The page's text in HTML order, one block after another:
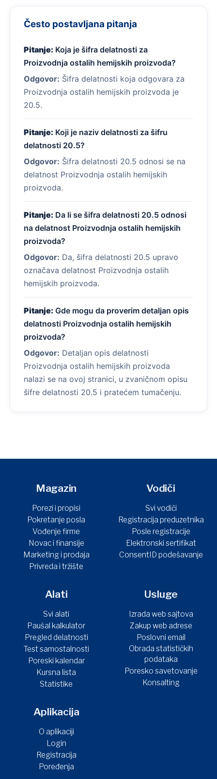
Često postavljana pitanja
Pitanje: Koja je šifra delatnosti za
Proizvodnja ostalih hemijskih proizvoda?
Odgovor: Šifra delatnosti koja odgovara za
Proizvodnja ostalih hemijskih proizvoda je
20.5.
Pitanje: Koji je naziv delatnosti za šifru
delatnosti 20.5?
Odgovor: Šifra delatnosti 20.5 odnosi se na
delatnost Proizvodnja ostalih hemijskih
proizvoda.
Pitanje: Da li se šifra delatnosti 20.5 odnosi
na delatnost Proizvodnja ostalih hemijskih
proizvoda?
Odgovor: Da, šifra delatnosti 20.5 upravo
označava delatnost Proizvodnja ostalih
hemijskih proizvoda.
Pitanje: Gde mogu da proverim detaljan opis
delatnosti Proizvodnja ostalih hemijskih
proizvoda?
Odgovor: Detaljan opis delatnosti
Proizvodnja ostalih hemijskih proizvoda
nalazi se na ovoj stranici, u zvaničnom opisu
šifre delatnosti 20.5 i pratećem tumačenju.
Magazin
Porezi i propisi
Pokretanje posla
Vođenje firme
Novac i finansije
Marketing i prodaja
Privreda i tržište
Vodiči
Svi vodiči
Registracija preduzetnika
Posle registracije
Elektronski sertifikat
ConsentID podešavanje
Alati
Svi alati
Paušal kalkulator
Pregled delatnosti
Test samostalnosti
Poreski kalendar
Kursna lista
Statistike
Usluge
Izrada web sajtova
Zakup web adrese
Poslovni email
Obrada statističkih
podataka
Poresko savetovanje
Konsalting
Aplikacija
O aplikaciji
Login
Registracija
Poređenja